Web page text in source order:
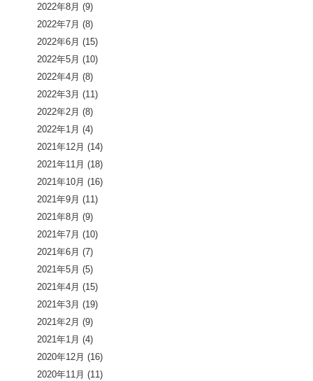
2022年8月 (9)
2022年7月 (8)
2022年6月 (15)
2022年5月 (10)
2022年4月 (8)
2022年3月 (11)
2022年2月 (8)
2022年1月 (4)
2021年12月 (14)
2021年11月 (18)
2021年10月 (16)
2021年9月 (11)
2021年8月 (9)
2021年7月 (10)
2021年6月 (7)
2021年5月 (5)
2021年4月 (15)
2021年3月 (19)
2021年2月 (9)
2021年1月 (4)
2020年12月 (16)
2020年11月 (11)